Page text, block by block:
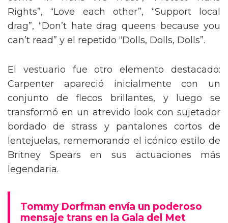
como “In Trans We Trust”, “Protect Trans
Rights”, “Love each other”, “Support local
drag”, “Don’t hate drag queens because you
can’t read” y el repetido “Dolls, Dolls, Dolls”.
El vestuario fue otro elemento destacado:
Carpenter apareció inicialmente con un
conjunto de flecos brillantes, y luego se
transformó en un atrevido look con sujetador
bordado de strass y pantalones cortos de
lentejuelas, rememorando el icónico estilo de
Britney Spears en sus actuaciones más
legendaria.
Tommy Dorfman envía un poderoso